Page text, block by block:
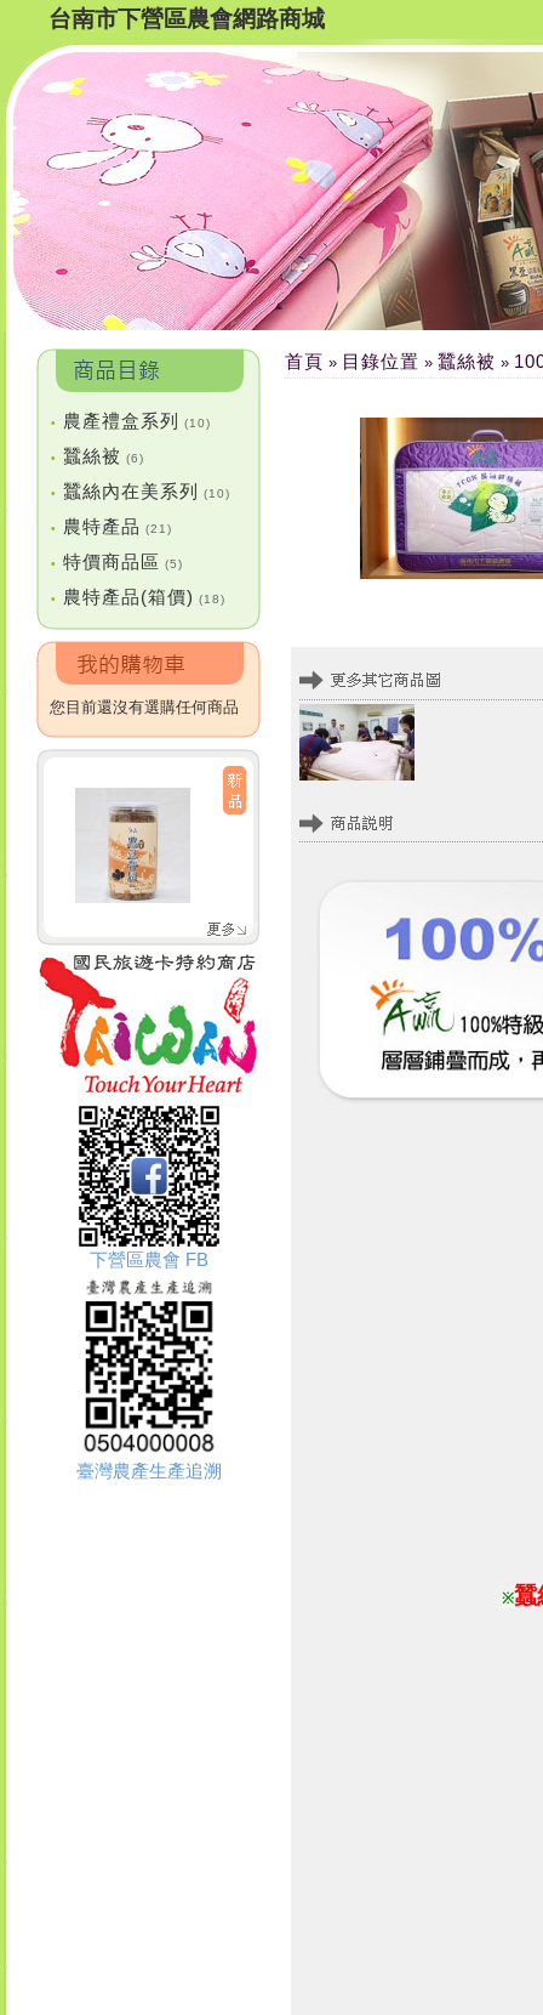
台南市下營區農會網路商城
• 農產禮盒系列 (10)
• 蠶絲被 (6)
• 蠶絲內在美系列 (10)
• 農特產品 (21)
• 特價商品區 (5)
• 農特產品(箱價) (18)
您目前還沒有選購任何商品
下營區農會 FB
臺灣農產生產追溯
首頁 » 目錄位置 » 蠶絲被 »
※蠶